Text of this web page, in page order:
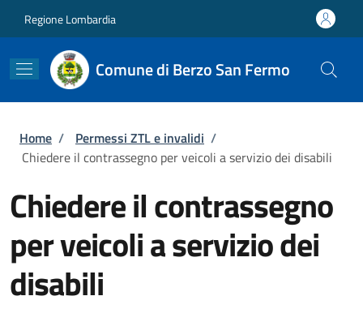
Regione Lombardia
Comune di Berzo San Fermo
Briciole di pane
Home / Permessi ZTL e invalidi /
Chiedere il contrassegno per veicoli a servizio dei disabili
Chiedere il contrassegno
per veicoli a servizio dei
disabili